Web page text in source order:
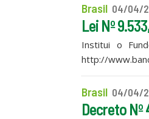
Brasil 04/04/
Lei Nº
Institui o
http://
Brasil 04/04/
Decreto Nº